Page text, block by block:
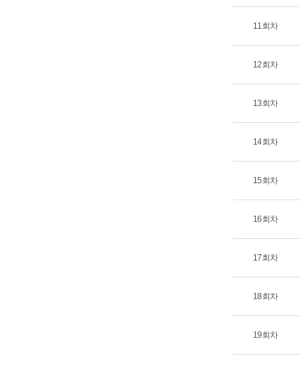
11회차
12회차
13회차
14회차
15회차
16회차
17회차
18회차
19회차